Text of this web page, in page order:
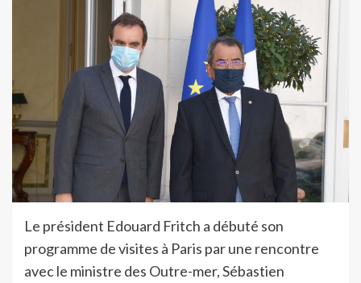
Le président Edouard Fritch a débuté son
programme de visites à Paris par une rencontre
avec le ministre des Outre-mer, Sébastien